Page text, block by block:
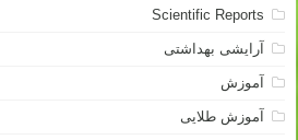
Scientific Reports
آرایشی بهداشتی
آموزش
آموزش طلایی